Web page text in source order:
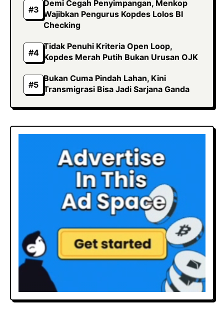
Demi Cegah Penyimpangan, Menkop
Wajibkan Pengurus Kopdes Lolos BI
Checking
Tidak Penuhi Kriteria Open Loop,
Kopdes Merah Putih Bukan Urusan OJK
Bukan Cuma Pindah Lahan, Kini
Transmigrasi Bisa Jadi Sarjana Ganda